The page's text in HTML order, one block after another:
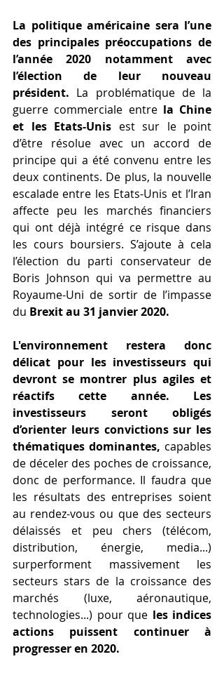
La politique américaine sera l’une
des principales préoccupations de
l’année 2020 notamment avec
l’élection de leur nouveau
président. La problématique de la
guerre commerciale entre la Chine
et les Etats-Unis est sur le point
d’être résolue avec un accord de
principe qui a été convenu entre les
deux continents. De plus, la nouvelle
escalade entre les Etats-Unis et l’Iran
affecte peu les marchés financiers
qui ont déjà intégré ce risque dans
les cours boursiers. S’ajoute à cela
l’élection du parti conservateur de
Boris Johnson qui va permettre au
Royaume-Uni de sortir de l’impasse
du Brexit au 31 janvier 2020.
L'environnement restera donc
délicat pour les investisseurs qui
devront se montrer plus agiles et
réactifs cette année. Les
investisseurs seront obligés
d’orienter leurs convictions sur les
thématiques dominantes, capables
de déceler des poches de croissance,
donc de performance. Il faudra que
les résultats des entreprises soient
au rendez-vous ou que des secteurs
délaissés et peu chers (télécom,
distribution, énergie, media...)
surperforment massivement les
secteurs stars de la croissance des
marchés (luxe, aéronautique,
technologies...) pour que les indices
actions puissent continuer à
progresser en 2020.